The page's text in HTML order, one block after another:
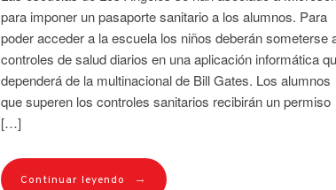
para imponer un pasaporte sanitario a los alumnos. Para
poder acceder a la escuela los niños deberán someterse
controles de salud diarios en una aplicación informática
dependerá de la multinacional de Bill Gates. Los alumnos
que superen los controles sanitarios recibirán un permiso
[…]
Continuar leyendo →